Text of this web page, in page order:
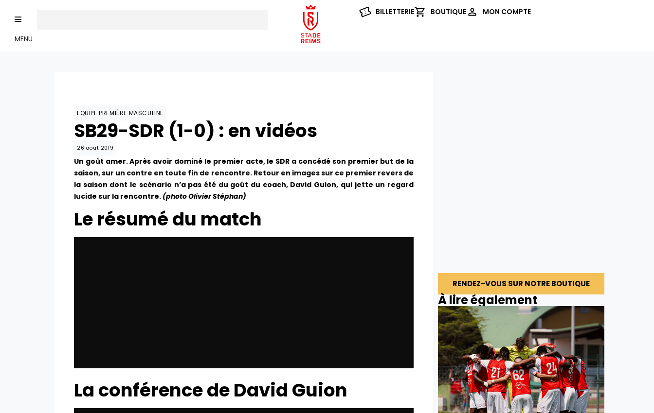
MENU
BILLETTERIE BOUTIQUE MON COMPTE
EQUIPE PREMIÈRE MASCULINE
SB29-SDR (1-0) : en vidéos
26 août 2019
Un goût amer. Après avoir dominé le premier acte, le SDR a concédé son premier but de la
saison, sur un contre en toute fin de rencontre. Retour en images sur ce premier revers de
la saison dont le scénario n’a pas été du goût du coach, David Guion, qui jette un regard
lucide sur la rencontre. (photo Olivier Stéphan)
Le résumé du match
La conférence de David Guion
RENDEZ-VOUS SUR NOTRE BOUTIQUE
À lire également